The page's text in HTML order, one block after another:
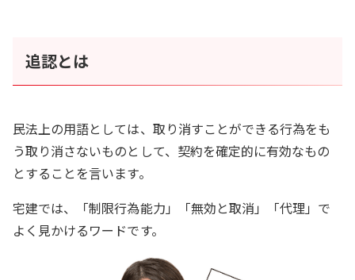
追認とは
民法上の用語としては、取り消すことができる行為をも
う取り消さないものとして、契約を確定的に有効なもの
とすることを言います。
宅建では、「制限行為能力」「無効と取消」「代理」で
よく見かけるワードです。